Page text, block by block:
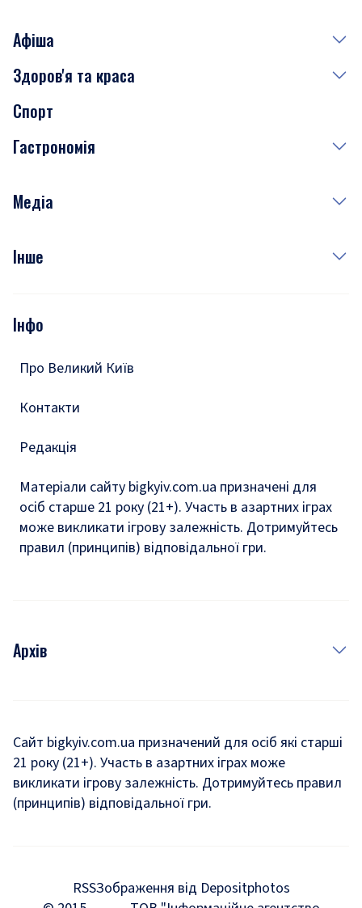
Афіша
Сьогодні
Завтра
Субота
Здоров'я та краса
Медицина
Краса
Спорт
Гастрономія
Рецепти
Медіа
Фото
Подкасти
Інше
Тести
Інфо
Про Великий Київ
Контакти
Редакція
Матеріали сайту bigkyiv.com.ua призначені для
осіб старше 21 року (21+). Участь в азартних іграх
може викликати ігрову залежність. Дотримуйтесь
правил (принципів) відповідальної гри.
Архів
Комуналка
Хроніки війни
Мегаполіс
Сайт bigkyiv.com.ua призначений для осіб які старші
21 року (21+). Участь в азартних іграх може
викликати ігрову залежність. Дотримуйтесь правил
(принципів) відповідальної гри.
RSSЗображення від Depositphotos